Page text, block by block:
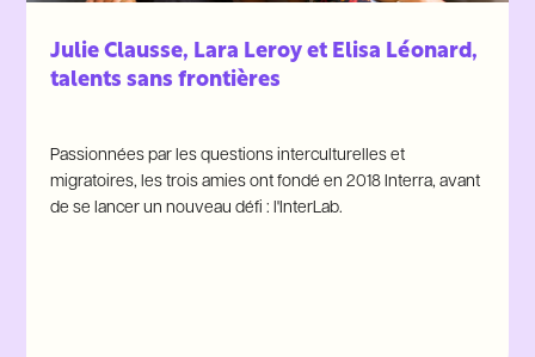
Julie Clausse, Lara Leroy et Elisa Léonard,
talents sans frontières
Passionnées par les questions interculturelles et
migratoires, les trois amies ont fondé en 2018 Interra, avant
de se lancer un nouveau défi : l'InterLab.